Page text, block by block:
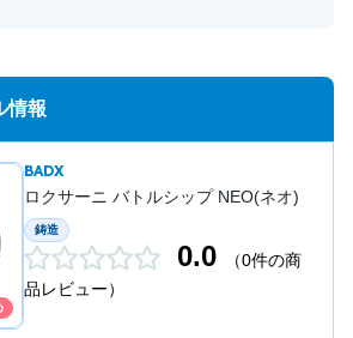
情報
BADX
ロクサーニ バトルシップ NEO(ネオ)
鋳造
0.0
（0件の商
品レビュー）